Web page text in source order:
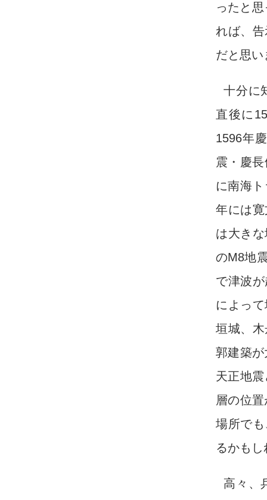
ったと
れば、
だと思い
十分に
直後に
1596年
震・慶
に南海
年には
は大き
のM8地
で津波
によっ
垣城、
郭建築
天正地
層の位
場所で
るかも
高々、